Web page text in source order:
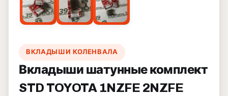
ВКЛАДЫШИ КОЛЕНВАЛА
Вкладыши шатунные комплект
STD TOYOTA 1NZFE 2NZFE